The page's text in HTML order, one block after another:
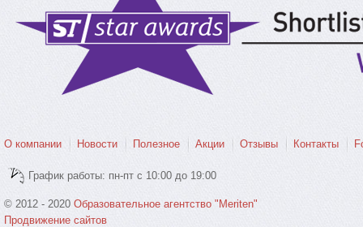
О компании Новости Полезное Акции Отзывы Контакты
График работы: пн-пт с 10:00 до 19:00
© 2012 - 2020 Образовательное агентство "Meriten"
Продвижение сайтов